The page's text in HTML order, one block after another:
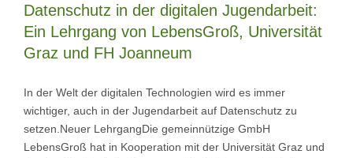
Datenschutz in der digitalen Jugendarbeit:
Ein Lehrgang von LebensGroß, Universität
Graz und FH Joanneum
In der Welt der digitalen Technologien wird es immer
wichtiger, auch in der Jugendarbeit auf Datenschutz zu
setzen.Neuer LehrgangDie gemeinnützige GmbH
LebensGroß hat in Kooperation mit der Universität Graz und